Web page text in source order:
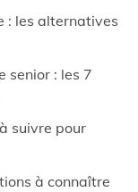
: les alternatives
senior : les 7
suivre pour
à connaître